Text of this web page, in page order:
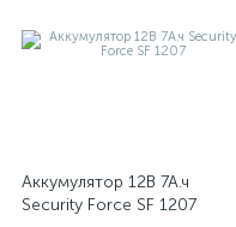
Аккумулятор 12В 7А.ч
Security Force SF 1207